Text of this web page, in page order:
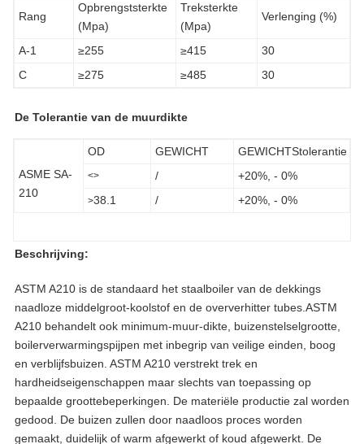
Rang
Opbrengststerkte
(Mpa)
Treksterkte
(Mpa)
Verlenging (%)
A-1 ≥255 ≥415
30
C
≥275 ≥485 30
De Tolerantie van de muurdikte
ASME SA-
210
OD GEWICHT GEWICHTStolerantie
<> / +20%, - 0%
>38.1 / +20%, - 0%
Beschrijving:
ASTM A210 is de standaard het staalboiler van de dekkings
naadloze middelgroot-koolstof en de oververhitter tubes.ASTM
A210 behandelt ook minimum-muur-dikte, buizenstelselgrootte,
boilerverwarmingspijpen met inbegrip van veilige einden, boog
en verblijfsbuizen. ASTM A210 verstrekt trek en
hardheidseigenschappen maar slechts van toepassing op
bepaalde groottebeperkingen. De materiële productie zal worden
gedood. De buizen zullen door naadloos proces worden
gemaakt, duidelijk of warm afgewerkt of koud afgewerkt. De